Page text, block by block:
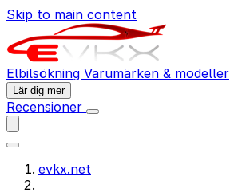
Skip to main content
Elbilsökning Varumärken & modeller
Lär dig mer
Recensioner
evkx.net